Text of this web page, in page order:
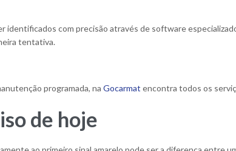
identificados com precisão através de software
tentativa.
programada, na Gocarmat encontra todos os
de hoje